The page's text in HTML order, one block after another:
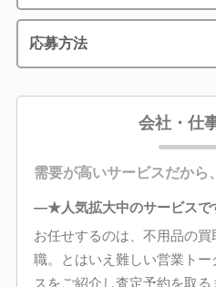
応募方法
会社・仕
需要が高いサービスだから
―★人気拡大中のサービスで
お任せするのは、不用品の
職。とはいえ難しい営業ト
スをご紹介し査定予約を取